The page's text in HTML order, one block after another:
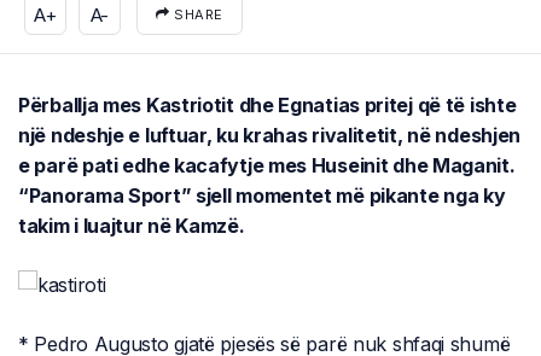
A+ A- SHARE
Përballja mes Kastriotit dhe Egnatias pritej që të ishte
një ndeshje e luftuar, ku krahas rivalitetit, në ndeshjen
e parë pati edhe kacafytje mes Huseinit dhe Maganit.
“Panorama Sport” sjell momentet më pikante nga ky
takim i luajtur në Kamzë.
* Pedro Augusto gjatë pjesës së parë nuk shfaqi shumë